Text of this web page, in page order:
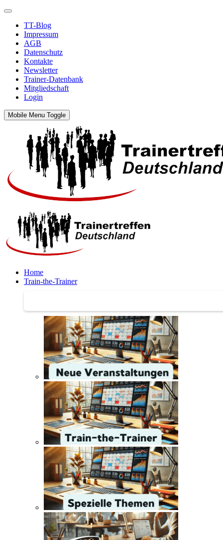
TT-Blog
Impressum
AGB
Datenschutz
Kontakte
Newsletter
Trainer-Datenbank
Mitgliedschaft
Login
Mobile Menu Toggle
Home
Train-the-Trainer